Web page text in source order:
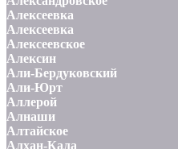
Алексеевка
Алексеевка
Алексеевское
Алексин
Али-Бердуковский
Али-Юрт
Аллерой
Алнаши
Алтайское
Алхан-Кала